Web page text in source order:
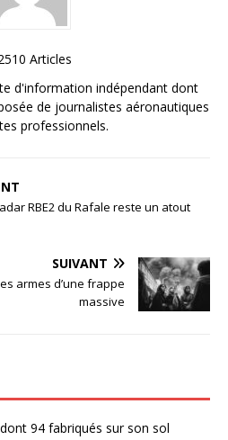
Articles
d'information indépendant dont
de journalistes aéronautiques
professionnels.
RBE2 du Rafale reste un atout
SUIVANT
armes d’une frappe
massive
94 fabriqués sur son sol